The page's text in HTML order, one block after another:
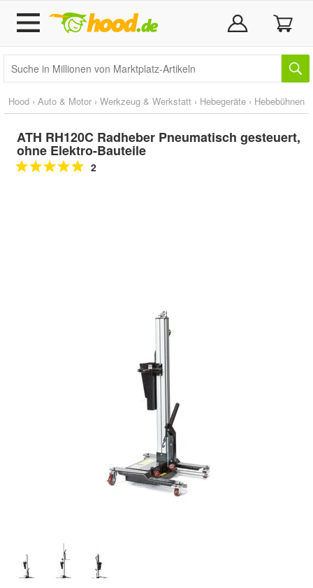
Hood › Auto & Motor › Werkzeug & Werkstatt › Hebegeräte › Hebebühnen
ATH RH120C Radheber Pneumatisch gesteuert,
ohne Elektro-Bauteile
2
Doppelt antippen zum
vergrößern